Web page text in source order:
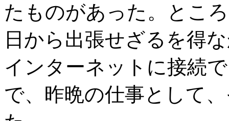
たものがあった。とこ
日から出張せざるを得
インターネットに接続
で、昨晩の仕事として